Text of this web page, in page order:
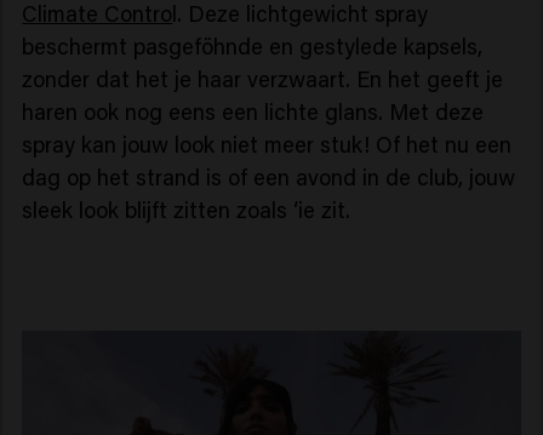
Climate Control. Deze lichtgewicht spray
beschermt pasgeföhnde en gestylede kapsels,
zonder dat het je haar verzwaart. En het geeft je
haren ook nog eens een lichte glans. Met deze
spray kan jouw look niet meer stuk! Of het nu een
dag op het strand is of een avond in de club, jouw
sleek look blijft zitten zoals ‘ie zit.